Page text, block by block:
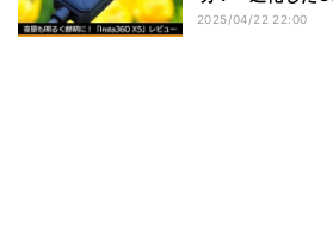
2025/04/22 22:00